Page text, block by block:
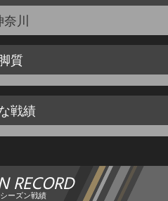
奈川
質
戦績
RECORD
ーズン戦績